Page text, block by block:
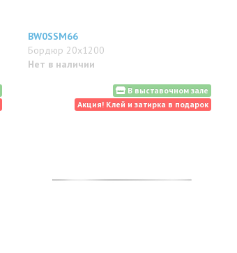
BW0SSM66
Бордюр 20x1200
Нет в наличии
В выставочном зале
Акция! Клей и затирка в подарок